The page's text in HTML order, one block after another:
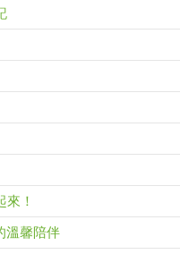
來！
溫馨陪伴